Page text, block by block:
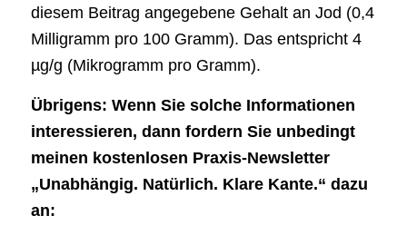
diesem Beitrag angegebene Gehalt an Jod (0,4
Milligramm pro 100 Gramm). Das entspricht 4
µg/g (Mikrogramm pro Gramm).
Übrigens: Wenn Sie solche Informationen
interessieren, dann fordern Sie unbedingt
meinen kostenlosen Praxis-Newsletter
„Unabhängig. Natürlich. Klare Kante.“ dazu
an: